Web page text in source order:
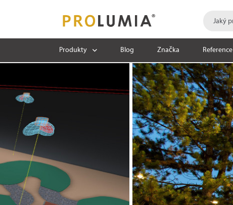
Produkty Blog Značka Reference